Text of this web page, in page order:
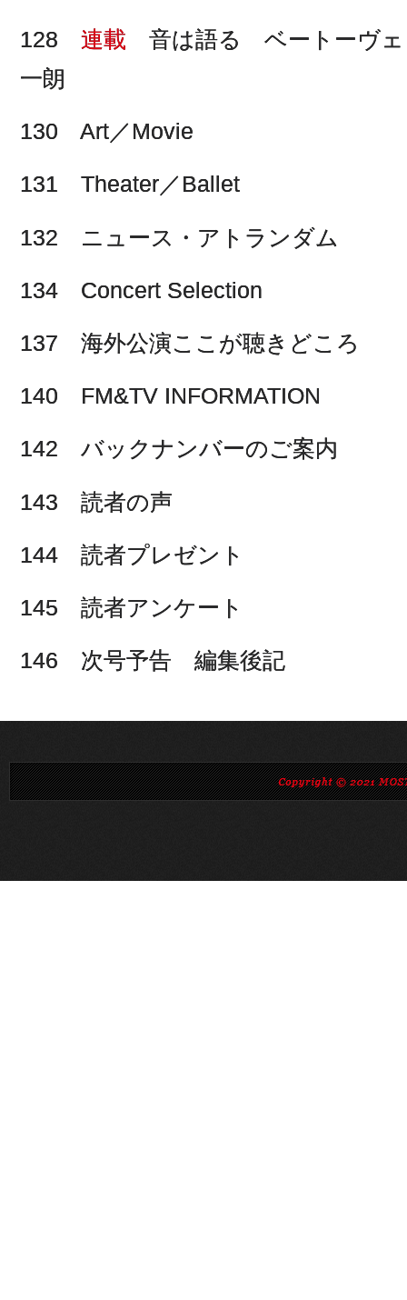
128 連載 音は語る ベートーヴ
一朗
130 Art／Movie
131 Theater／Ballet
132 ニュース・アトランダム
134 Concert Selection
137 海外公演ここが聴きどころ
140 FM&TV INFORMATION
142 バックナンバーのご案内
143 読者の声
144 読者プレゼント
145 読者アンケート
146 次号予告 編集後記